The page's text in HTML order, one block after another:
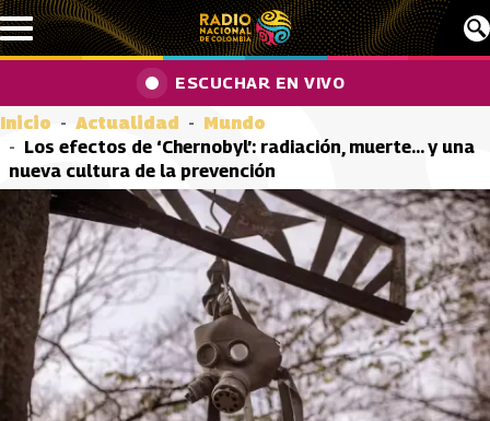
Pasar al contenido principal
ESCUCHAR EN VIVO
Inicio Actualidad
Mundo
Los efectos de ‘Chernobyl’: radiación, muerte… y una
nueva cultura de la prevención